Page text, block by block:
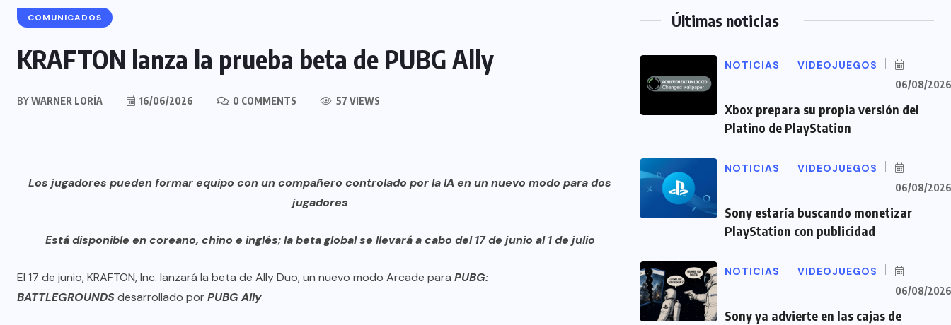
COMUNICADOS
KRAFTON lanza la prueba beta de PUBG Ally
BYWARNER LORÍA 16/06/2026 0 COMMENTS 57 VIEWS
Los jugadores pueden formar equipo con un compañero controlado por la IA en un nuevo modo para dos
jugadores
Está disponible en coreano, chino e inglés; la beta global se llevará a cabo del 17 de junio al 1 de julio
El 17 de junio, KRAFTON, Inc. lanzará la beta de Ally Duo, un nuevo modo Arcade para PUBG:
BATTLEGROUNDSdesarrollado porPUBG Ally.
Últimas noticias
NOTICIAS VIDEOJUEGOS
06/08/2026
Xbox prepara su propia versión del
Platino de PlayStation
NOTICIAS VIDEOJUEGOS
06/08/2026
Sony estaría buscando monetizar
PlayStation con publicidad
NOTICIAS VIDEOJUEGOS
06/08/2026
Sony ya advierte en las cajas de